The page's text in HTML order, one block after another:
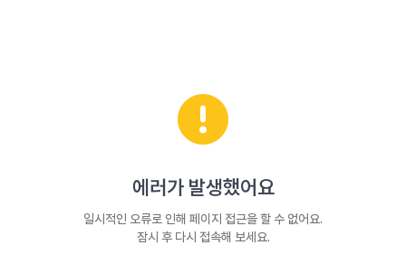
에러가 발생했어요
일시적인 오류로 인해 페이지 접근을 할 수 없어요.
잠시 후 다시 접속해 보세요.